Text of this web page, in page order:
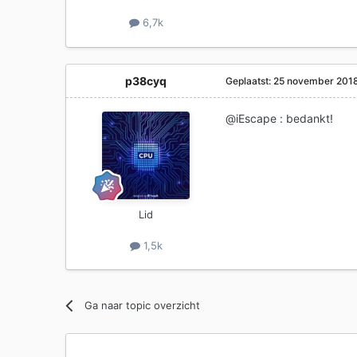
6,7k
p38cyq
Lid
1,5k
Geplaatst: 25 november
@iEscape : bedankt!
Ga naar topic overzicht